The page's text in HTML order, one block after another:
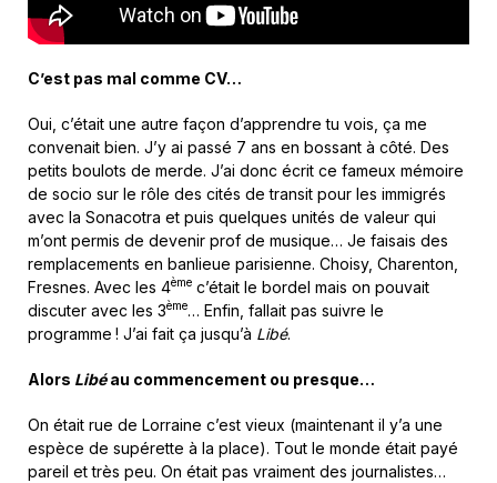
C’est pas mal comme CV…
Oui, c’était une autre façon d’apprendre tu vois, ça me
convenait bien. J’y ai passé 7 ans en bossant à côté. Des
petits boulots de merde. J’ai donc écrit ce fameux mémoire
de socio sur le rôle des cités de transit pour les immigrés
avec la Sonacotra et puis quelques unités de valeur qui
m’ont permis de devenir prof de musique… Je faisais des
remplacements en banlieue parisienne. Choisy, Charenton,
Fresnes. Avec les 4ème c’était le bordel mais on pouvait
discuter avec les 3ème… Enfin, fallait pas suivre le
programme ! J’ai fait ça jusqu’à Libé.
Alors Libéau commencement ou presque…
On était rue de Lorraine c’est vieux (maintenant il y’a une
espèce de supérette à la place). Tout le monde était payé
pareil et très peu. On était pas vraiment des journalistes…